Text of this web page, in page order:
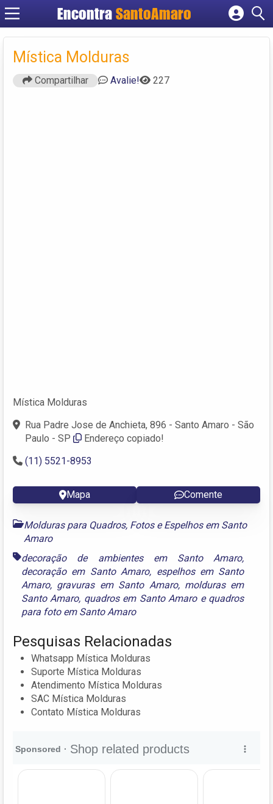
Encontra SantoAmaro
Cadastrar empresa
Criar conta
Mística Molduras
Compartilhar Avalie! 227
Mística Molduras
Rua Padre Jose de Anchieta, 896 - Santo Amaro - São
Paulo - SP
Endereço copiado!
(11) 5521-8953
Mapa Comente
Molduras para Quadros, Fotos e Espelhos em Santo
Amaro
decoração de ambientes em Santo Amaro,
decoração em Santo Amaro, espelhos em Santo
Amaro, gravuras em Santo Amaro, molduras em
Santo Amaro, quadros em Santo Amaroe quadros
para foto em Santo Amaro
Pesquisas Relacionadas
Whatsapp Mística Molduras
Suporte Mística Molduras
Atendimento Mística Molduras
SAC Mística Molduras
Contato Mística Molduras